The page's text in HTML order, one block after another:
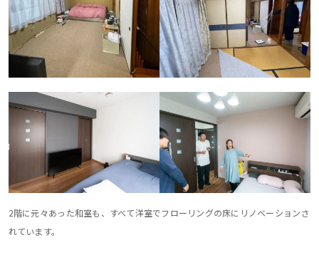
2階に元々あった和室も、すべて洋室でフローリングの床にリノベーションさ
れています。